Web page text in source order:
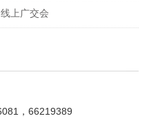
上广交会
，66219389